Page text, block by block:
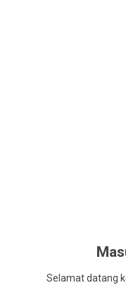
Selamat datang